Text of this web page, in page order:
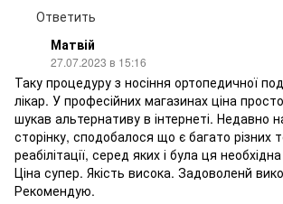
Ответить
Матвій
27.07.2023 в 15:16
Таку процедуру з носіння ортопедичної
лікар. У професійних магазинах ціна
шукав альтернативу в інтернеті. Недавно
сторінку, сподобалося що є багато різних
реабілітації, серед яких і була ця
Ціна супер. Якість висока. Задоволенй
Рекомендую.